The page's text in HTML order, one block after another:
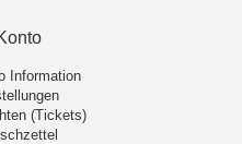
Information
(Tickets)